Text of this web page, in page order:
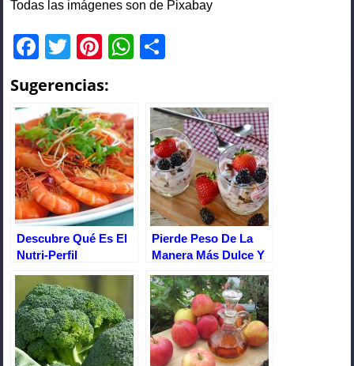
Todas las imágenes son de Pixabay
F
c
e
b
o
o
k
T
wi
tt
er
Pi
er
e
st
W
A
p
ar
tir
Sugerencias:
Descubre Qué Es El
Nutri-Perfil
Pierde Peso De La
Manera Más Dulce Y